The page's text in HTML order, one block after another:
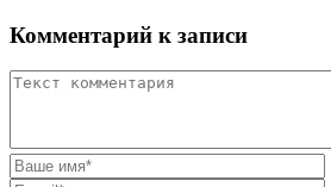
Комментарий к записи